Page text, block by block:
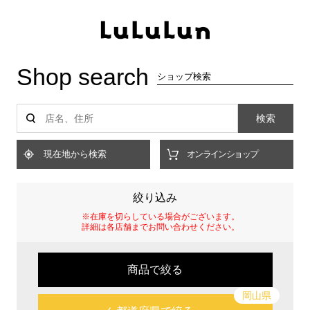
Shop search ショップ検索
検索
現在地から検索 オンラインショップ
絞り込み
※在庫を切らしている場合がございます。
詳細は各店舗までお問い合わせください。
商品で絞る
岡山県